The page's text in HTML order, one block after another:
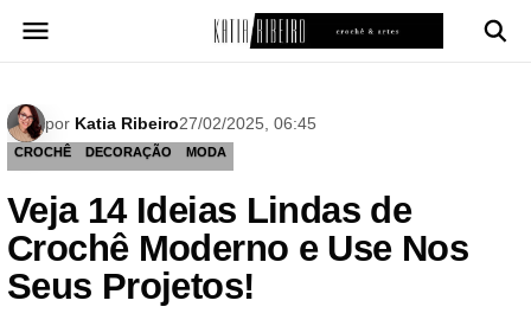
para
por Katia Ribeiro27/02/2025, 06:45
CROCHÊ DECORAÇÃO MODA
Veja 14 Ideias Lindas de
Crochê Moderno e Use Nos
Seus Projetos!